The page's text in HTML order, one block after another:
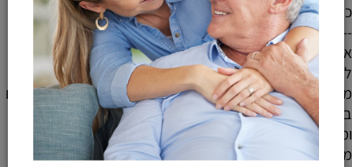
כלפי חוץ.
---
אלה היו כמה שאלות נפוצות שאני נתקל בהן שוב ושוב בנוגע
למיטות סיעודיות וטיפולים שונים – אני מקווה שזה נתן לכם
מושג ברור יותר לגבי האפשרויות השונות ומה יכול להתאים לכם
באופן אישי! כאשר בוחנים את ההבדלים בין מיטות, אביזרי עזר
ומוצרים משלימים בתחום הסיעוד, הטיפולים והעיסוי, יש לא
מעט גורמים שצריך לקחת בחשבון. הבחירה הנכונה תלויה